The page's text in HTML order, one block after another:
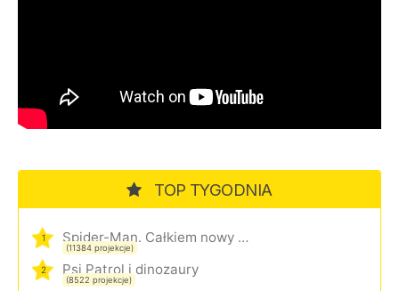
TOP TYGODNIA
1 Spider-Man. Całkiem nowy dzień
(11384 projekcje)
2 Psi Patrol i dinozaury
(8522 projekcje)